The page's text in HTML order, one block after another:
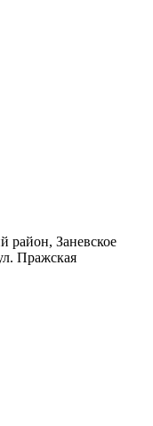
район, Заневское
Пражская